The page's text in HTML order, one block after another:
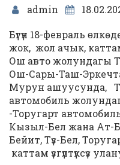
admin
Бүгүн 18-февраль
жок, жол ачык, каттам
Ош авто жолундагы
Ош-Сары-Таш-
Мурун ашуусунда,
автомобиль
-Торугарт
Кызыл-Бел жана Ат-
Бейит, Түз-Бел,
каттам үзгүлтүксүз